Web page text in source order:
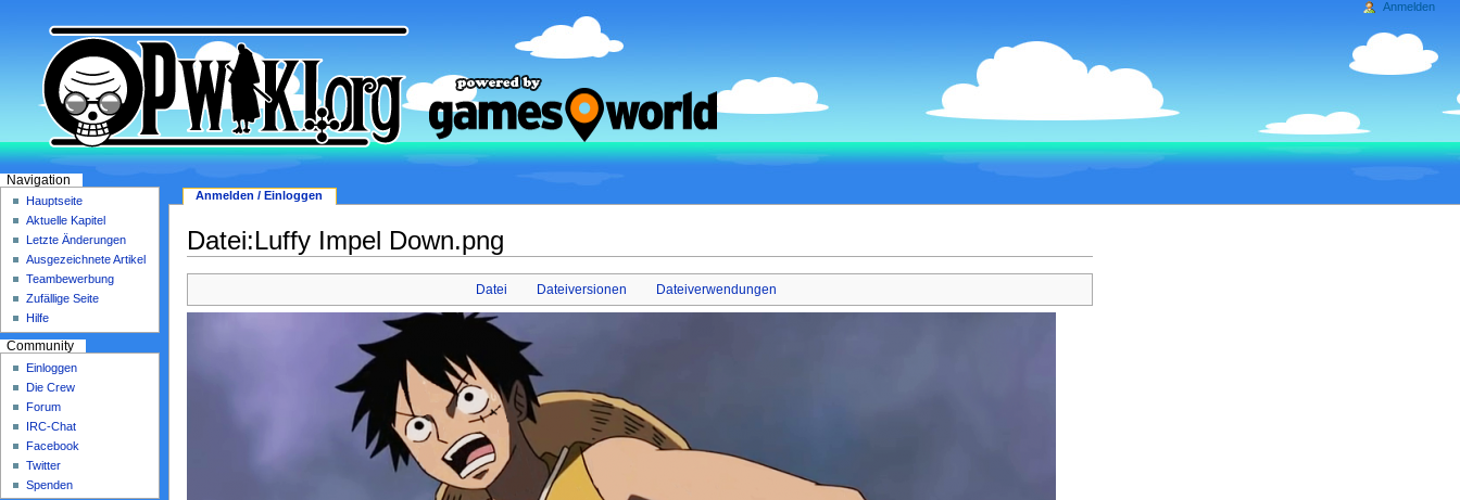
Datei:Luffy Impel Down.png
Datei Dateiversionen Dateiverwendungen
Anmelden / Einloggen
Anmelden
Navigation
Hauptseite
Aktuelle Kapitel
Letzte Änderungen
Ausgezeichnete Artikel
Teambewerbung
Zufällige Seite
Hilfe
Community
Einloggen
Die Crew
Forum
IRC-Chat
Facebook
Twitter
Spenden